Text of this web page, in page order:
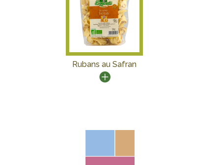
Rubans au Safran